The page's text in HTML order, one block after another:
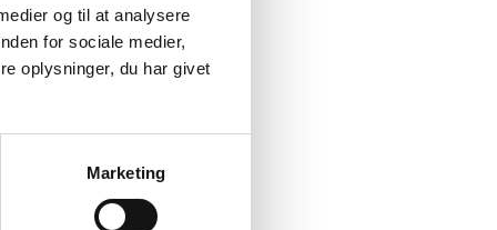
og til at analysere
for sociale medier,
oplysninger, du har givet
Marketing